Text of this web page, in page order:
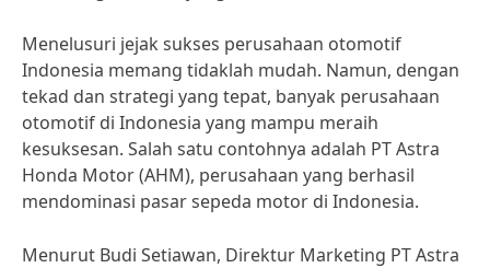
Menelusuri jejak sukses perusahaan otomotif
Indonesia memang tidaklah mudah. Namun, dengan
tekad dan strategi yang tepat, banyak perusahaan
otomotif di Indonesia yang mampu meraih
kesuksesan. Salah satu contohnya adalah PT Astra
Honda Motor (AHM), perusahaan yang berhasil
mendominasi pasar sepeda motor di Indonesia.
Menurut Budi Setiawan, Direktur Marketing PT Astra